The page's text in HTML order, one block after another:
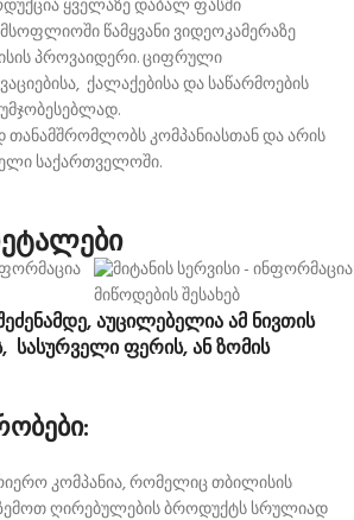
მსოფლიოში წამყვანი ვიდეოკამერაზე
პროვაიდერი. ციფრული
ქალაქებისა და საწარმოების
კომპანიასთან და არის
საქართველოში.
აუცილებელია ამ ნივთის
სასურველი ფერის, ან ზომის
კომპანია, რომელიც თბილისის
ღირებულების ბროდუქტს სრულიად